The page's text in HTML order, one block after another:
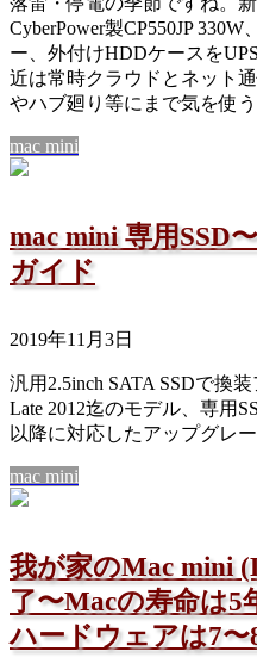
CyberPower製CP550JP
ー、外付けHDDケースを
近は常時クラウドとネット
やハブ廻り等にまで気を使
mac mini
mac mini 専用SSD
ガイド
2019年11月3日
汎用2.5inch SATA SSDで換
Late 2012迄のモデル、専用
以降に対応したアップグレ
mac mini
我が家のMac mini
了〜Macの寿命は5
ハードウェアは7